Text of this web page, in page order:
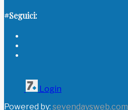
#Seguici:
Login
Powered by: sevendaysweb.com